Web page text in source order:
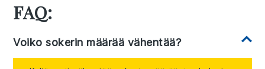
FAQ:
Voiko sokerin määrää vähentää?